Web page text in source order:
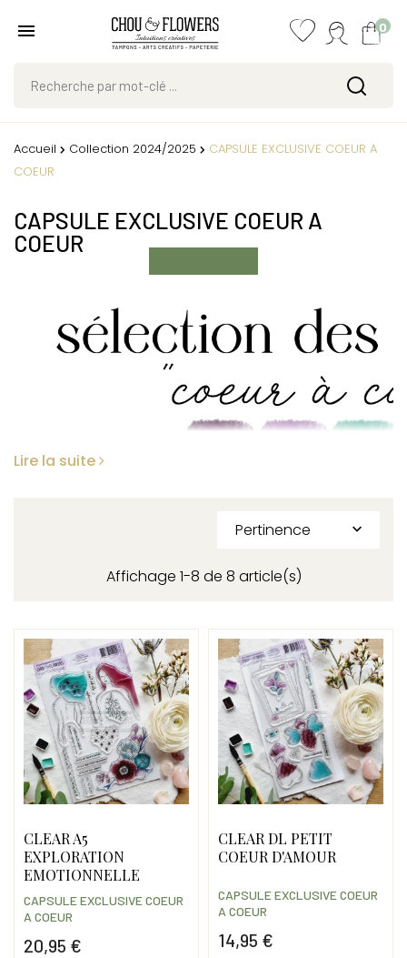
0
Accueil Collection 2024/2025
CAPSULE EXCLUSIVE COEUR A
COEUR
CAPSULE EXCLUSIVE COEUR A
COEUR
Lire la suite
Pertinence 
Affichage 1-8 de 8 article(s)
CLEAR A5
EXPLORATION
EMOTIONNELLE
20,95 €
CAPSULE EXCLUSIVE COEUR
A COEUR
CLEAR DL PETIT
COEUR D'AMOUR
14,95 €
CAPSULE EXCLUSIVE COEUR
A COEUR